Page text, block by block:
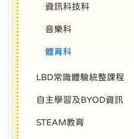
資訊科技科
音樂科
體育科
LBD常識體驗統整課程
自主學習及BYOD資訊
STEAM教育